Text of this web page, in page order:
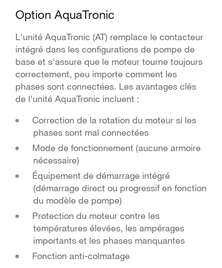
Option AquaTronic
L'unité AquaTronic (AT) remplace le contacteur
intégré dans les configurations de pompe de
base et s'assure que le moteur tourne toujours
correctement, peu importe comment les
phases sont connectées. Les avantages clés
de l'unité AquaTronic incluent :
Correction de la rotation du moteur si les
phases sont mal connectées
Mode de fonctionnement (aucune armoire
nécessaire)
Équipement de démarrage intégré
(démarrage direct ou progressif en fonction
du modèle de pompe)
Protection du moteur contre les
températures élevées, les ampérages
importants et les phases manquantes
Fonction anti-colmatage